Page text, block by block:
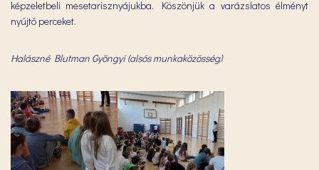
képzeletbeli mesetarisznyájukba. Köszönjük a varázslatos élményt
nyújtó perceket.
Halászné Blutman Gyöngyi (alsós munkaközösség)